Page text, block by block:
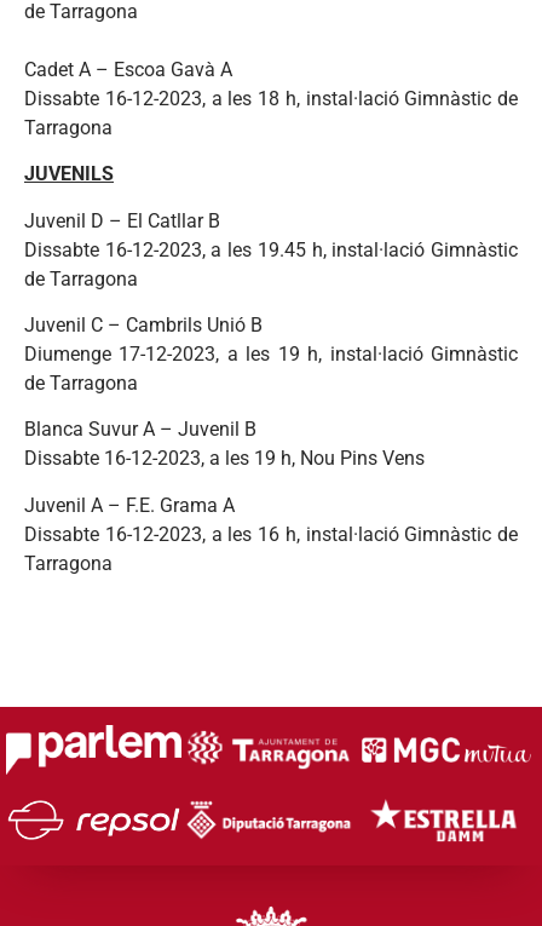
de Tarragona
Cadet A – Escoa Gavà A
Dissabte 16-12-2023, a les 18 h, instal·lació Gimnàstic de
Tarragona
JUVENILS
Juvenil D – El Catllar B
Dissabte 16-12-2023, a les 19.45 h, instal·lació Gimnàstic
de Tarragona
Juvenil C – Cambrils Unió B
Diumenge 17-12-2023, a les 19 h, instal·lació Gimnàstic
de Tarragona
Blanca Suvur A – Juvenil B
Dissabte 16-12-2023, a les 19 h, Nou Pins Vens
Juvenil A – F.E. Grama A
Dissabte 16-12-2023, a les 16 h, instal·lació Gimnàstic de
Tarragona